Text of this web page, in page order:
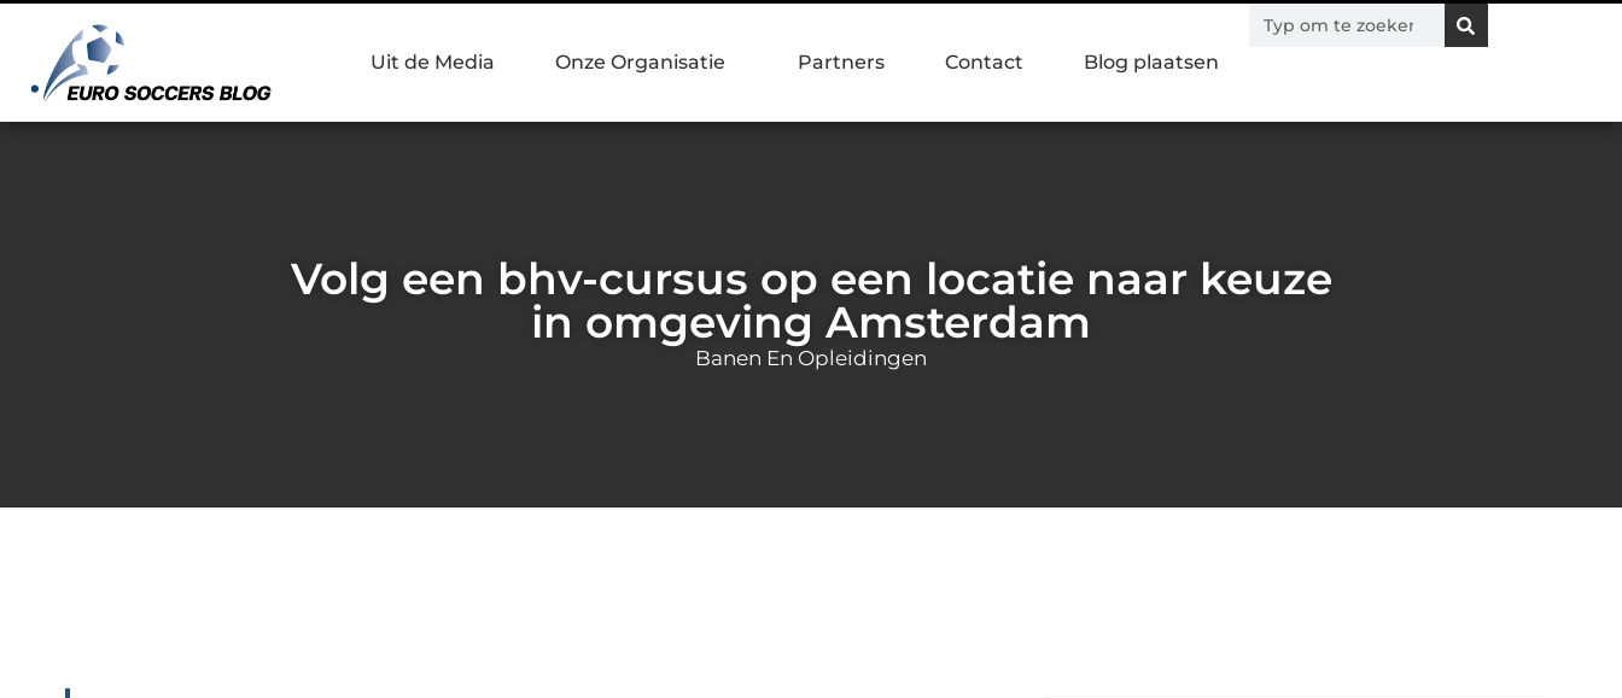
Uit de Media Onze Organisatie Partners Contact Blog plaatsen
Volg een bhv-cursus op een locatie naar keuze
in omgeving Amsterdam
Banen En Opleidingen